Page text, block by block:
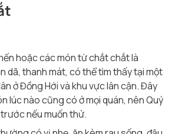
hoặc các món từ chắt chắt là
dã, thanh mát, có thể tìm thấy tại một
ở Đồng Hới và khu vực lân cận. Đây
lúc nào cũng có ở mọi quán, nên Quý
nếu muốn thử.